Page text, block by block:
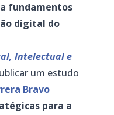
fundamentos
digital do
Intelectual e
um estudo
Bravo
para a